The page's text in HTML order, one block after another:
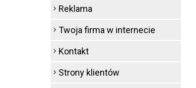
Reklama
Twoja firma w internecie
Kontakt
Strony klientów